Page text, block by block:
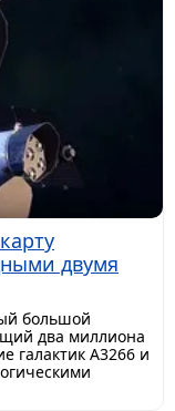
двумя
большой
два миллиона
галактик A3266 и